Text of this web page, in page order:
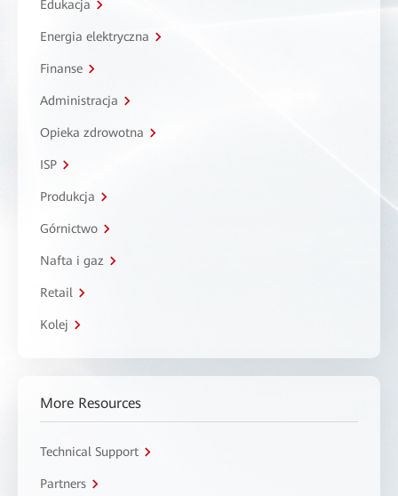
Edukacja
Energia elektryczna
Finanse
Administracja
Opieka zdrowotna
ISP
Produkcja
Górnictwo
Nafta i gaz
Retail
Kolej
More Resources
Technical Support
Partners